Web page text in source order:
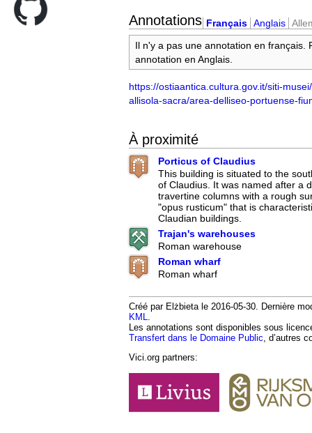
Annotations Français Anglais
Il n'y a pas une annotation en français.
annotation en Anglais.
https://ostiaantica.cultura.gov.it/siti-
allisola-sacra/area-delliseo-portuense-
À proximité
Porticus of Claudius
This building is situated to the
of Claudius. It was named after a
travertine columns with a rough
"opus rusticum" that is
Claudian buildings.
Trajan's warehouses
Roman warehouse
Roman wharf
Roman wharf
Créé par Elżbieta le 2016-05-30. Dernière
KML
Les annotations sont disponibles sous
Transfert dans le Domaine Public , d’autres
Vici.org partners: